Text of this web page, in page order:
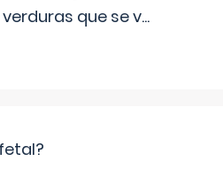
que se v...